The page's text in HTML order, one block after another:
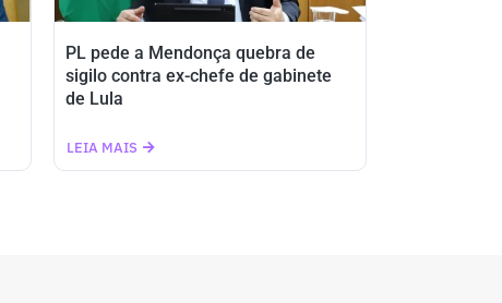
PL pede a Mendonça quebra de
sigilo contra ex-chefe de gabinete
de Lula
LEIA MAIS